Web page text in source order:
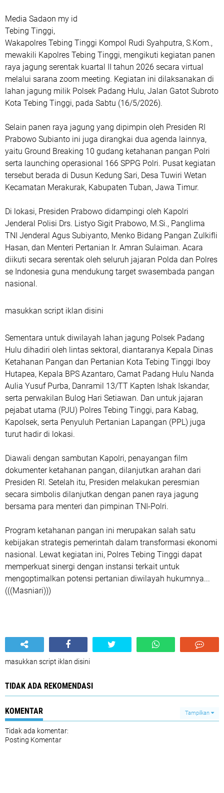
Media Sadaon my id
​Tebing Tinggi,
Wakapolres Tebing Tinggi Kompol Rudi Syahputra, S.Kom.,
mewakili Kapolres Tebing Tinggi, mengikuti kegiatan panen
raya jagung serentak kuartal II tahun 2026 secara virtual
melalui sarana zoom meeting. Kegiatan ini dilaksanakan di
lahan jagung milik Polsek Padang Hulu, Jalan Gatot Subroto
Kota Tebing Tinggi, pada Sabtu (16/5/2026).
​Selain panen raya jagung yang dipimpin oleh Presiden RI
Prabowo Subianto ini juga dirangkai dua agenda lainnya,
yaitu Ground Breaking 10 gudang ketahanan pangan Polri
serta launching operasional 166 SPPG Polri. Pusat kegiatan
tersebut berada di Dusun Kedung Sari, Desa Tuwiri Wetan
Kecamatan Merakurak, Kabupaten Tuban, Jawa Timur.
​Di lokasi, Presiden Prabowo didampingi oleh Kapolri
Jenderal Polisi Drs. Listyo Sigit Prabowo, M.Si., Panglima
TNI Jenderal Agus Subiyanto, Menko Bidang Pangan Zulkifli
Hasan, dan Menteri Pertanian Ir. Amran Sulaiman. Acara
diikuti secara serentak oleh seluruh jajaran Polda dan Polres
se Indonesia guna mendukung target swasembada pangan
nasional.
masukkan script iklan disini
Sementara untuk diwilayah lahan jagung Polsek Padang
Hulu dihadiri oleh lintas sektoral, diantaranya Kepala Dinas
Ketahanan Pangan dan Pertanian Kota Tebing Tinggi Iboy
Hutapea, Kepala BPS Azantaro, Camat Padang Hulu Nanda
Aulia Yusuf Purba, Danramil 13/TT Kapten Ishak Iskandar,
serta perwakilan Bulog Hari Setiawan. Dan untuk jajaran
pejabat utama (PJU) Polres Tebing Tinggi, para Kabag,
Kapolsek, serta Penyuluh Pertanian Lapangan (PPL) juga
turut hadir di lokasi.
​Diawali dengan sambutan Kapolri, penayangan film
dokumenter ketahanan pangan, dilanjutkan arahan dari
Presiden RI. Setelah itu, Presiden melakukan peresmian
secara simbolis dilanjutkan dengan panen raya jagung
bersama para menteri dan pimpinan TNI-Polri.
​Program ketahanan pangan ini merupakan salah satu
kebijakan strategis pemerintah dalam transformasi ekonomi
nasional. Lewat kegiatan ini, Polres Tebing Tinggi dapat
memperkuat sinergi dengan instansi terkait untuk
mengoptimalkan potensi pertanian diwilayah hukumnya...
(((Masniari)))
masukkan script iklan disini
TIDAK ADA REKOMENDASI
KOMENTAR Tampilkan
Tidak ada komentar:
Posting Komentar